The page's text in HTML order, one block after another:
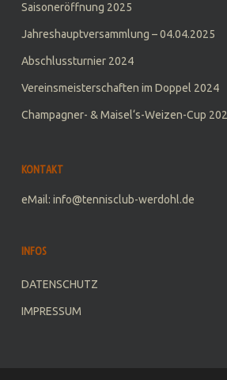
Saisoneröffnung 2025
Jahreshauptversammlung – 04.04.2025
Abschlussturnier 2024
Vereinsmeisterschaften im Doppel 2024
Champagner- & Maisel‘s-Weizen-Cup
KONTAKT
eMail: info@tennisclub-werdohl.de
INFOS
DATENSCHUTZ
IMPRESSUM